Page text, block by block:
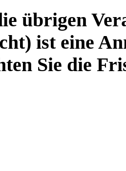
übrigen
ist eine
Sie die